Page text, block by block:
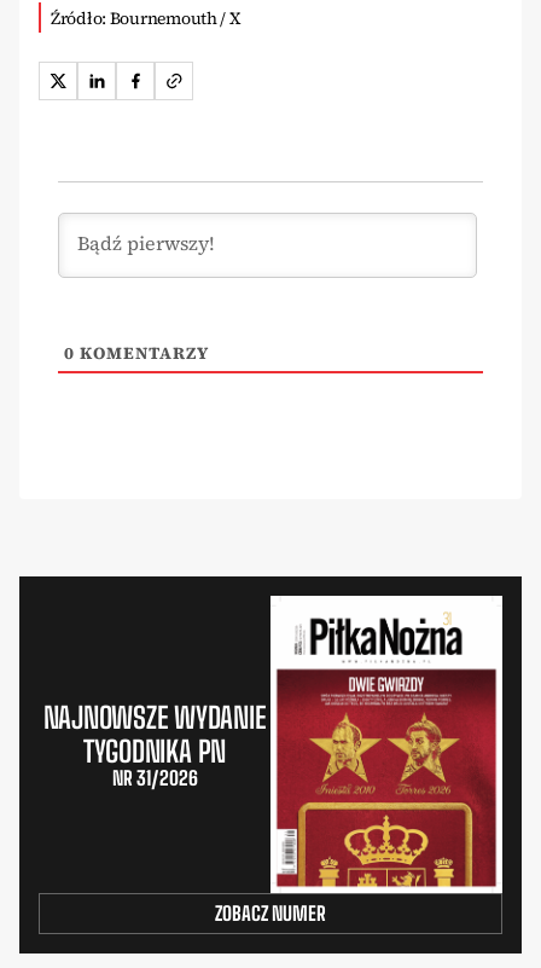
Źródło: Bournemouth / X
0 KOMENTARZY
NAJNOWSZE WYDANIE
TYGODNIKA PN
NR 31/2026
ZOBACZ NUMER